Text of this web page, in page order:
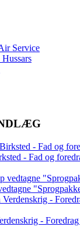
Service
- Fad og
-